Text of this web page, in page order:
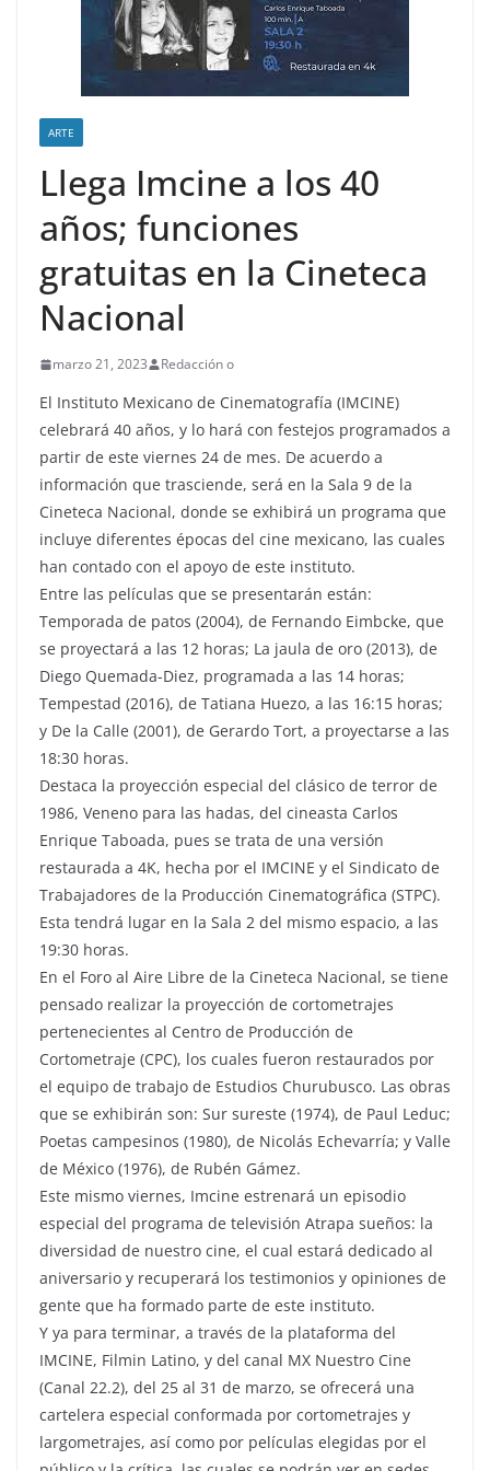
ARTE
Llega Imcine a los 40
años; funciones
gratuitas en la Cineteca
Nacional
marzo 21, 2023 Redacción o
El Instituto Mexicano de Cinematografía (IMCINE)
celebrará 40 años, y lo hará con festejos programados a
partir de este viernes 24 de mes. De acuerdo a
información que trasciende, será en la Sala 9 de la
Cineteca Nacional, donde se exhibirá un programa que
incluye diferentes épocas del cine mexicano, las cuales
han contado con el apoyo de este instituto.
Entre las películas que se presentarán están:
Temporada de patos (2004), de Fernando Eimbcke, que
se proyectará a las 12 horas; La jaula de oro (2013), de
Diego Quemada-Diez, programada a las 14 horas;
Tempestad (2016), de Tatiana Huezo, a las 16:15 horas;
y De la Calle (2001), de Gerardo Tort, a proyectarse a las
18:30 horas.
Destaca la proyección especial del clásico de terror de
1986, Veneno para las hadas, del cineasta Carlos
Enrique Taboada, pues se trata de una versión
restaurada a 4K, hecha por el IMCINE y el Sindicato de
Trabajadores de la Producción Cinematográfica (STPC).
Esta tendrá lugar en la Sala 2 del mismo espacio, a las
19:30 horas.
En el Foro al Aire Libre de la Cineteca Nacional, se tiene
pensado realizar la proyección de cortometrajes
pertenecientes al Centro de Producción de
Cortometraje (CPC), los cuales fueron restaurados por
el equipo de trabajo de Estudios Churubusco. Las obras
que se exhibirán son: Sur sureste (1974), de Paul Leduc;
Poetas campesinos (1980), de Nicolás Echevarría; y Valle
de México (1976), de Rubén Gámez.
Este mismo viernes, Imcine estrenará un episodio
especial del programa de televisión Atrapa sueños: la
diversidad de nuestro cine, el cual estará dedicado al
aniversario y recuperará los testimonios y opiniones de
gente que ha formado parte de este instituto.
Y ya para terminar, a través de la plataforma del
IMCINE, Filmin Latino, y del canal MX Nuestro Cine
(Canal 22.2), del 25 al 31 de marzo, se ofrecerá una
cartelera especial conformada por cortometrajes y
largometrajes, así como por películas elegidas por el